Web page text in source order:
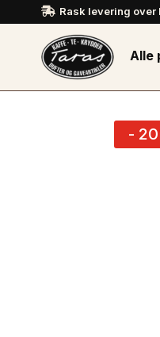
 Rask levering over
Alle
-